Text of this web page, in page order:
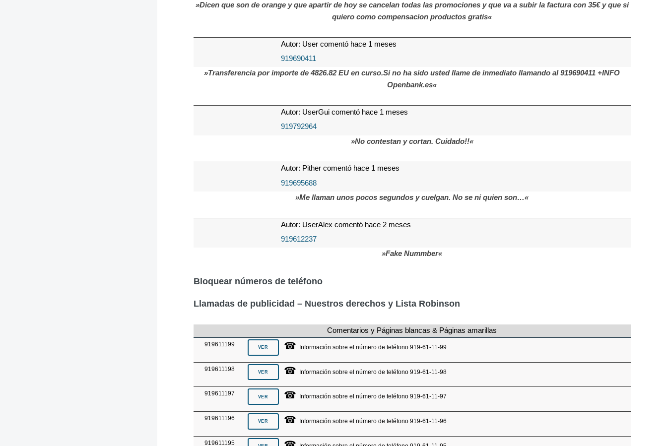
»Dicen que son de orange y que apartir de hoy se cancelan todas las promociones y que va a subir la factura con 35€ y que si
quiero como compensacion productos gratis«
Autor: User comentó hace 1 meses
919690411
»Transferencia por importe de 4826.82 EU en curso.Si no ha sido usted llame de inmediato llamando al 919690411 +INFO
Openbank.es«
Autor: UserGui comentó hace 1 meses
919792964
»No contestan y cortan. Cuidado!!«
Autor: Pither comentó hace 1 meses
919695688
»Me llaman unos pocos segundos y cuelgan. No se ni quien son…«
Autor: UserAlex comentó hace 2 meses
919612237
»Fake Nummber«
Bloquear números de teléfono
Llamadas de publicidad – Nuestros derechos y Lista Robinson
Comentarios y Páginas blancas & Páginas amarillas
919611199 ☎ Información sobre el número de teléfono 919-61-11-99
919611198 ☎ Información sobre el número de teléfono 919-61-11-98
919611197 ☎ Información sobre el número de teléfono 919-61-11-97
919611196 ☎ Información sobre el número de teléfono 919-61-11-96
919611195